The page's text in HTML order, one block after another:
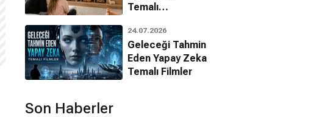
Temalı
Filmleri
24.07.2026
Geleceği Tahmin
Eden Yapay Zeka
Temalı Filmler
Son Haberler